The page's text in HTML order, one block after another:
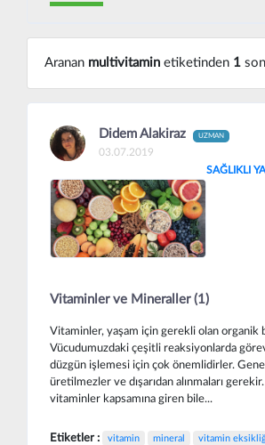
Aranan multivitaminetiketinden 1
Didem Alakiraz UZMAN
03.07.2019
SAĞLIKLI
Vitaminler ve Mineraller (1)
Vitaminler, yaşam için gerekli olan organik
Vücudumuzdaki çeşitli reaksiyonlarda
düzgün işlemesi için çok önemlidirler.
üretilmezler ve dışarıdan alınmaları
vitaminler kapsamına giren bile...
Etiketler : vitamin mineral vitamin